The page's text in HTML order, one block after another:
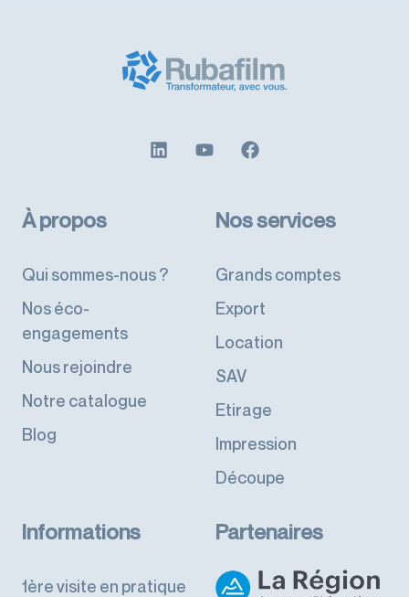
À propos
Qui sommes-nous ?
Nos éco-
engagements
Nous rejoindre
Notre catalogue
Blog
Nos services
Grands comptes
Export
Location
SAV
Etirage
Impression
Découpe
Informations
1ère visite en pratique
Partenaires